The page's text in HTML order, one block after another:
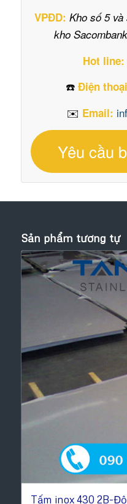
VPĐD: Kho số 5
kho
Hot line:
☎️Điện
✉️ Email:
Yêu cầu
Sản phẩm tương tự
Tấm inox 430 2B-